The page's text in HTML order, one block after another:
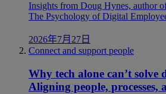
Insights from Doug Hynes, author
The Psychology of Digital
2026年7月27日
Connect and support people
Why tech alone can’t
Aligning people, processes,